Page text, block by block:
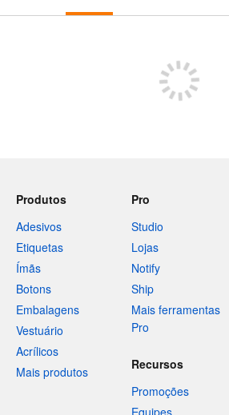
Produtos
Adesivos
Etiquetas
Ímãs
Botons
Embalagens
Vestuário
Acrílicos
Mais produtos
Pro
Studio
Lojas
Notify
Ship
Mais ferramentas
Pro
Recursos
Promoções
Equipes